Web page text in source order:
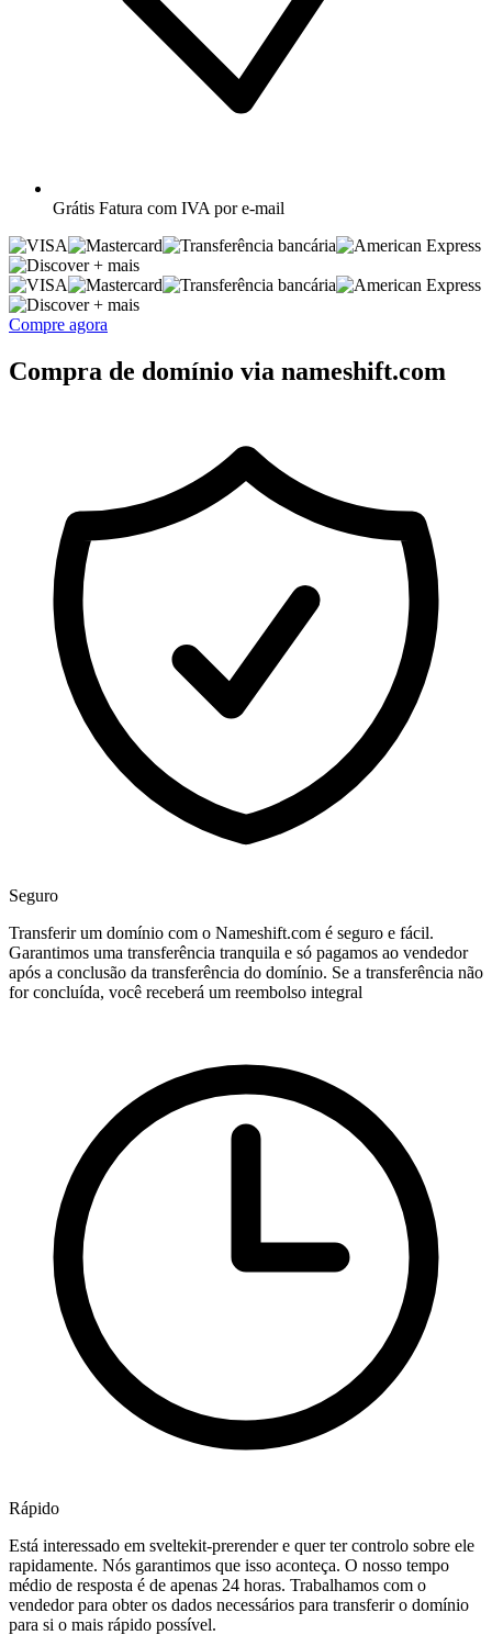
Grátis Fatura com IVA por e-mail
+ mais
+ mais
Compre agora
Compra de domínio via nameshift.com
Seguro
Transferir um domínio com o Nameshift.com é seguro e fácil.
Garantimos uma transferência tranquila e só pagamos ao vendedor
após a conclusão da transferência do domínio. Se a transferência não
for concluída, você receberá um reembolso integral
Rápido
Está interessado em sveltekit-prerender e quer ter controlo sobre ele
rapidamente. Nós garantimos que isso aconteça. O nosso tempo
médio de resposta é de apenas 24 horas. Trabalhamos com o
vendedor para obter os dados necessários para transferir o domínio
para si o mais rápido possível.